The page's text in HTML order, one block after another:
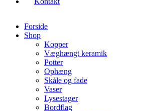
Forside
Shop
Kopper
Væghængt keramik
Potter
Ophæng
Skåle og fade
Vaser
Lysestager
Bordflag